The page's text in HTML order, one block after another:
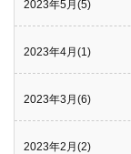
2023年5月(5)
2023年4月(1)
2023年3月(6)
2023年2月(2)